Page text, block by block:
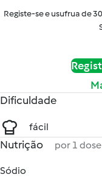
Registe-se e usufrua de
Dificuldade
fácil
Nutrição por 1 dose
Sódio